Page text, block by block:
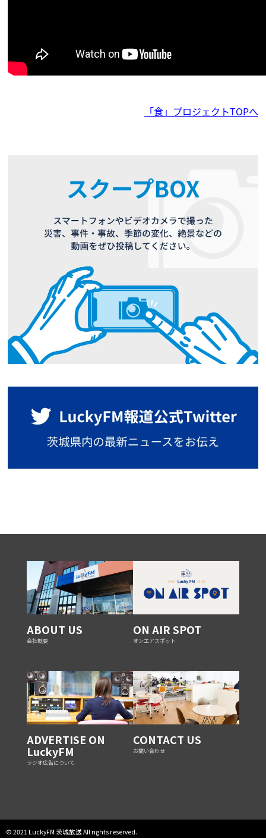
「食」プロジェクトTOPへ
ABOUT US
会社概要
ON AIR SPOT
オンエアスポット
ADVERTISE ON
LuckyFM
ラジオ広告について
CONTACT US
お問い合わせ
© 2021 LuckyFM 茨城放送 All rights reserved.